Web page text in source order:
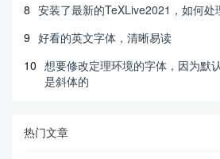
8 安装了最新的TeXLive2021，如何处
9 好看的英文字体，清晰易读
10 想要修改定理环境的字体，因为默
是斜体的
热门文章